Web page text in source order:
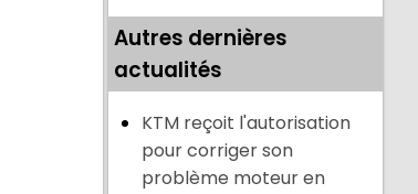
Autres dernières
actualités
KTM reçoit l'autorisation
pour corriger son
problème moteur en